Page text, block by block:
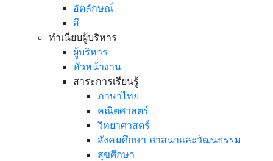
อัตลักษณ์
สี
ทำเนียบผู้บริหาร
ผู้บริหาร
หัวหน้างาน
สาระการเรียนรู้
ภาษาไทย
คณิตศาสตร์
วิทยาศาสตร์
สังคมศึกษา ศาสนาและวัฒนธรรม
สุขศึกษา